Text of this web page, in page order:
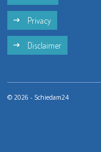
Privacy
Disclaimer
© 2026 - Schiedam24